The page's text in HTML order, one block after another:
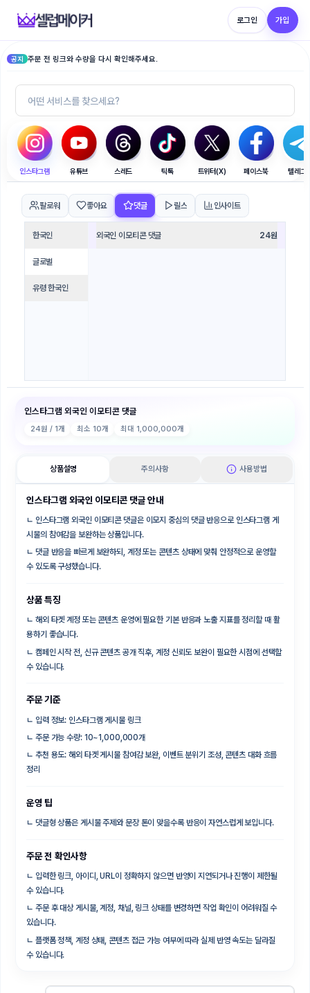
로그인 가입
공지 주문 전 링크와 수량을 다시 확인해주세요.
인스타그램 유튜브 스레드 틱톡 트위터(X) 페이스북 텔레그
팔로워 좋아요 댓글 릴스 인사이트
한국인
글로벌
유령 한국인
외국인 이모티콘 댓글 24원
인스타그램 외국인 이모티콘 댓글
24원 / 1개 최소 10개 최대 1,000,000개
상품설명 주의사항 사용방법
인스타그램 외국인 이모티콘 댓글 안내
ㄴ 인스타그램 외국인 이모티콘 댓글은 이모지 중심의 댓글 반응으로 인스타그램 게
시물의 참여감을 보완하는 상품입니다.
ㄴ 댓글 반응을 빠르게 보완하되, 계정 또는 콘텐츠 상태에 맞춰 안정적으로 운영할
수 있도록 구성했습니다.
상품 특징
ㄴ 해외 타겟 계정 또는 콘텐츠 운영에 필요한 기본 반응과 노출 지표를 정리할 때 활
용하기 좋습니다.
ㄴ 캠페인 시작 전, 신규 콘텐츠 공개 직후, 계정 신뢰도 보완이 필요한 시점에 선택할
수 있습니다.
주문 기준
ㄴ 입력 정보: 인스타그램 게시물 링크
ㄴ 주문 가능 수량: 10~1,000,000개
ㄴ 추천 용도: 해외 타겟 게시물 참여감 보완, 이벤트 분위기 조성, 콘텐츠 대화 흐름
정리
운영 팁
ㄴ 댓글형 상품은 게시물 주제와 문장 톤이 맞을수록 반응이 자연스럽게 보입니다.
주문 전 확인사항
ㄴ 입력한 링크, 아이디, URL이 정확하지 않으면 반영이 지연되거나 진행이 제한될
수 있습니다.
ㄴ 주문 후 대상 게시물, 계정, 채널, 링크 상태를 변경하면 작업 확인이 어려워질 수
있습니다.
ㄴ 플랫폼 정책, 계정 상태, 콘텐츠 접근 가능 여부에 따라 실제 반영 속도는 달라질
수 있습니다.